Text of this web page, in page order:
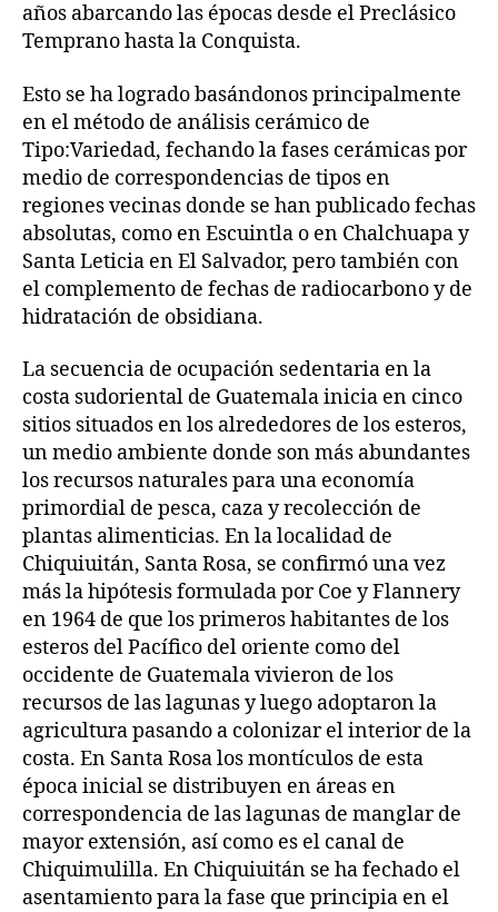
años abarcando las épocas desde el Preclásico
Temprano hasta la Conquista.
Esto se ha logrado basándonos principalmente
en el método de análisis cerámico de
Tipo:Variedad, fechando la fases cerámicas por
medio de correspondencias de tipos en
regiones vecinas donde se han publicado fechas
absolutas, como en Escuintla o en Chalchuapa y
Santa Leticia en El Salvador, pero también con
el complemento de fechas de radiocarbono y de
hidratación de obsidiana.
La secuencia de ocupación sedentaria en la
costa sudoriental de Guatemala inicia en cinco
sitios situados en los alrededores de los esteros,
un medio ambiente donde son más abundantes
los recursos naturales para una economía
primordial de pesca, caza y recolección de
plantas alimenticias. En la localidad de
Chiquiuitán, Santa Rosa, se confirmó una vez
más la hipótesis formulada por Coe y Flannery
en 1964 de que los primeros habitantes de los
esteros del Pacífico del oriente como del
occidente de Guatemala vivieron de los
recursos de las lagunas y luego adoptaron la
agricultura pasando a colonizar el interior de la
costa. En Santa Rosa los montículos de esta
época inicial se distribuyen en áreas en
correspondencia de las lagunas de manglar de
mayor extensión, así como es el canal de
Chiquimulilla. En Chiquiuitán se ha fechado el
asentamiento para la fase que principia en el